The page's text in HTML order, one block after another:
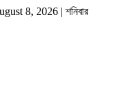
8, 2026 | শনিবার